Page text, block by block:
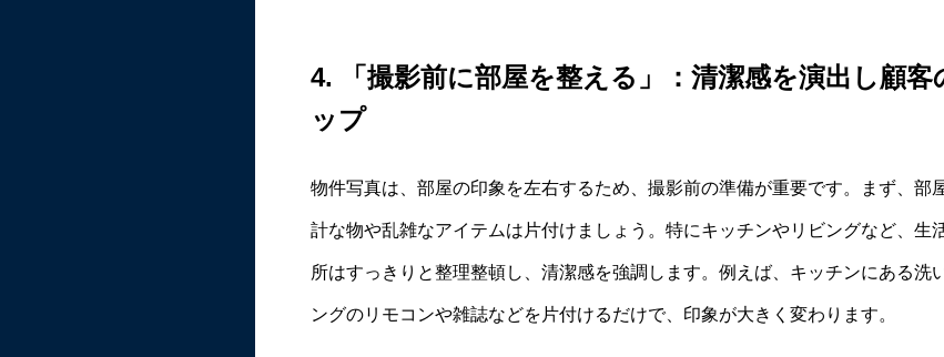
4.
「撮影前に部屋を整える」：清潔感を演出し顧
ップ
物件写真は、部屋の印象を左右するため、撮影前の準備が重要です。まず、部
計な物や乱雑なアイテムは片付けましょう。特にキッチンやリビングなど、生
所はすっきりと整理整頓し、清潔感を強調します。例えば、キッチンにある洗
ングのリモコンや雑誌などを片付けるだけで、印象が大きく変わります。